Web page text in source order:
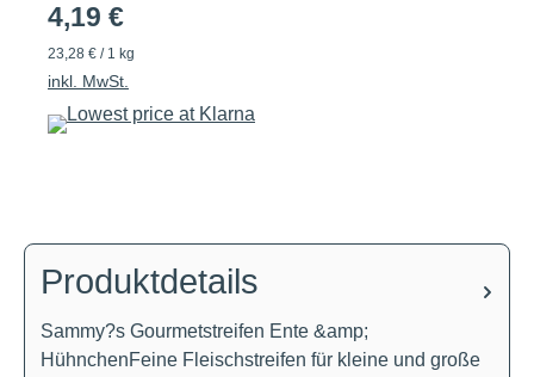
4,19 €
23,28 € / 1 kg
inkl. MwSt.
Produktdetails
Sammy?s Gourmetstreifen Ente &amp;
HühnchenFeine Fleischstreifen für kleine und große